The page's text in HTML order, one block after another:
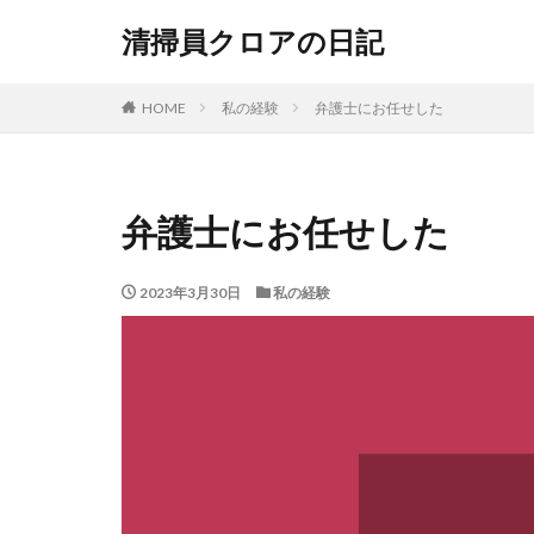
清掃員クロアの日記
HOME 私の経験 弁護士にお任せした
弁護士にお任せした
2023年3月30日 私の経験